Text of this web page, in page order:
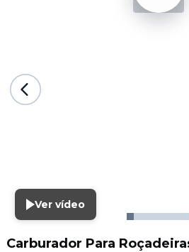
Ver vídeo
Carburador Para